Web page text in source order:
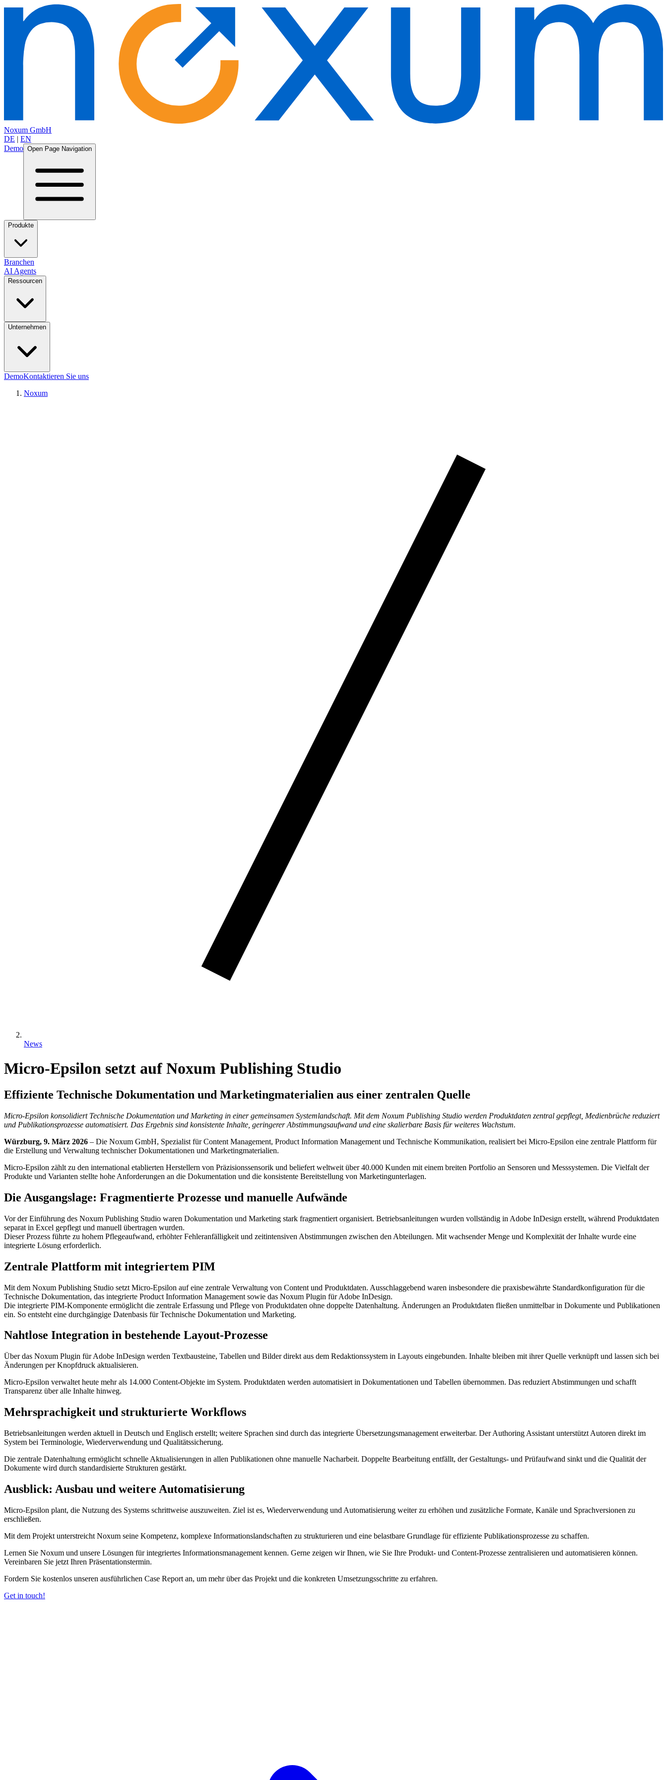
Noxum GmbH
DE | EN
Demo Open Page Navigation
Produkte
Branchen
AI Agents
Ressourcen
Unternehmen
DemoKontaktieren Sie uns
Noxum
News
Micro-Epsilon setzt auf Noxum Publishing Studio
Effiziente Technische Dokumentation und Marketingmaterialien aus einer zentralen Quelle
Micro-Epsilon konsolidiert Technische Dokumentation und Marketing in einer gemeinsamen Systemlandschaft. Mit dem Noxum Publishing Studio werden Produktdaten zentral gepflegt, Medienbrüche reduziert
und Publikationsprozesse automatisiert. Das Ergebnis sind konsistente Inhalte, geringerer Abstimmungsaufwand und eine skalierbare Basis für weiteres Wachstum.
Würzburg, 9. März 2026 – Die Noxum GmbH, Spezialist für Content Management, Product Information Management und Technische Kommunikation, realisiert bei Micro-Epsilon eine zentrale Plattform für
die Erstellung und Verwaltung technischer Dokumentationen und Marketingmaterialien.
Micro-Epsilon zählt zu den international etablierten Herstellern von Präzisionssensorik und beliefert weltweit über 40.000 Kunden mit einem breiten Portfolio an Sensoren und Messsystemen. Die Vielfalt der
Produkte und Varianten stellte hohe Anforderungen an die Dokumentation und die konsistente Bereitstellung von Marketingunterlagen.
Die Ausgangslage: Fragmentierte Prozesse und manuelle Aufwände
Vor der Einführung des Noxum Publishing Studio waren Dokumentation und Marketing stark fragmentiert organisiert. Betriebsanleitungen wurden vollständig in Adobe InDesign erstellt, während Produktdaten
separat in Excel gepflegt und manuell übertragen wurden.
Dieser Prozess führte zu hohem Pflegeaufwand, erhöhter Fehleranfälligkeit und zeitintensiven Abstimmungen zwischen den Abteilungen. Mit wachsender Menge und Komplexität der Inhalte wurde eine
integrierte Lösung erforderlich.
Zentrale Plattform mit integriertem PIM
Mit dem Noxum Publishing Studio setzt Micro-Epsilon auf eine zentrale Verwaltung von Content und Produktdaten. Ausschlaggebend waren insbesondere die praxisbewährte Standardkonfiguration für die
Technische Dokumentation, das integrierte Product Information Management sowie das Noxum Plugin für Adobe InDesign.
Die integrierte PIM-Komponente ermöglicht die zentrale Erfassung und Pflege von Produktdaten ohne doppelte Datenhaltung. Änderungen an Produktdaten fließen unmittelbar in Dokumente und Publikationen
ein. So entsteht eine durchgängige Datenbasis für Technische Dokumentation und Marketing.
Nahtlose Integration in bestehende Layout-Prozesse
Über das Noxum Plugin für Adobe InDesign werden Textbausteine, Tabellen und Bilder direkt aus dem Redaktionssystem in Layouts eingebunden. Inhalte bleiben mit ihrer Quelle verknüpft und lassen sich bei
Änderungen per Knopfdruck aktualisieren.
Micro-Epsilon verwaltet heute mehr als 14.000 Content-Objekte im System. Produktdaten werden automatisiert in Dokumentationen und Tabellen übernommen. Das reduziert Abstimmungen und schafft
Transparenz über alle Inhalte hinweg.
Mehrsprachigkeit und strukturierte Workflows
Betriebsanleitungen werden aktuell in Deutsch und Englisch erstellt; weitere Sprachen sind durch das integrierte Übersetzungsmanagement erweiterbar. Der Authoring Assistant unterstützt Autoren direkt im
System bei Terminologie, Wiederverwendung und Qualitätssicherung.
Die zentrale Datenhaltung ermöglicht schnelle Aktualisierungen in allen Publikationen ohne manuelle Nacharbeit. Doppelte Bearbeitung entfällt, der Gestaltungs- und Prüfaufwand sinkt und die Qualität der
Dokumente wird durch standardisierte Strukturen gestärkt.
Ausblick: Ausbau und weitere Automatisierung
Micro-Epsilon plant, die Nutzung des Systems schrittweise auszuweiten. Ziel ist es, Wiederverwendung und Automatisierung weiter zu erhöhen und zusätzliche Formate, Kanäle und Sprachversionen zu
erschließen.
Mit dem Projekt unterstreicht Noxum seine Kompetenz, komplexe Informationslandschaften zu strukturieren und eine belastbare Grundlage für effiziente Publikationsprozesse zu schaffen.
Lernen Sie Noxum und unsere Lösungen für integriertes Informationsmanagement kennen. Gerne zeigen wir Ihnen, wie Sie Ihre Produkt- und Content-Prozesse zentralisieren und automatisieren können.
Vereinbaren Sie jetzt Ihren Präsentationstermin.
Fordern Sie kostenlos unseren ausführlichen Case Report an, um mehr über das Projekt und die konkreten Umsetzungsschritte zu erfahren.
Get in touch!